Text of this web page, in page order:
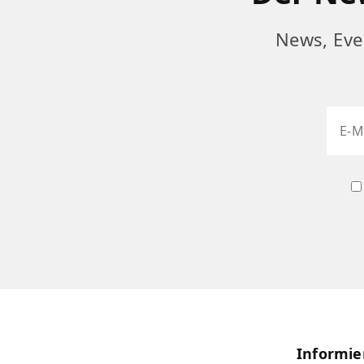
News,